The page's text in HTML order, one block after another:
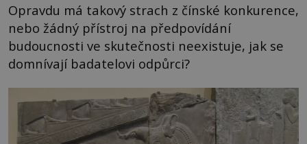
Opravdu má takový strach z čínské konkurence,
nebo žádný přístroj na předpovídání
budoucnosti ve skutečnosti neexistuje, jak se
domnívají badatelovi odpůrci?